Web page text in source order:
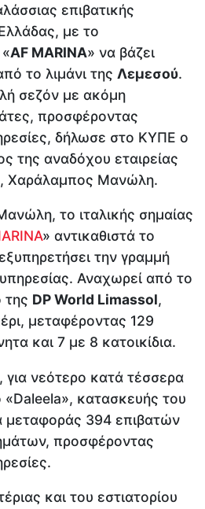
επιβατικής
με το
AF MARINA» να βάζει
το λιμάνι της Λεμεσού.
σεζόν με ακόμη
προσφέροντας
δήλωσε στο ΚΥΠΕ ο
της αναδόχου εταιρείας
, Χαράλαμπος Μανώλη.
το ιταλικής σημαίας
» αντικαθιστά το
την γραμμή
Αναχωρεί από το
της DP World Limassol,
μεταφέροντας 129
και 7 με 8 κατοικίδια.
για νεότερο κατά τέσσερα
«Daleela», κατασκευής του
μεταφοράς 394 επιβατών
προσφέροντας
και του εστιατορίου